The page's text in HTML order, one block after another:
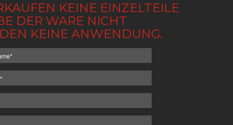
KEINE EINZELTEILE
DER WARE NICHT
KEINE ANWENDUNG.